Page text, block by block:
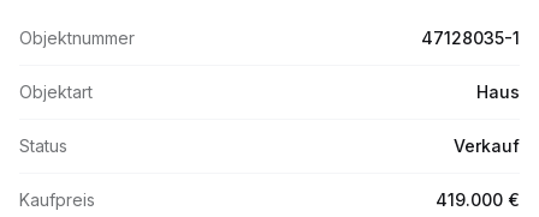
Objektnummer 47128035-1
Objektart Haus
Status Verkauf
Kaufpreis 419.000 €